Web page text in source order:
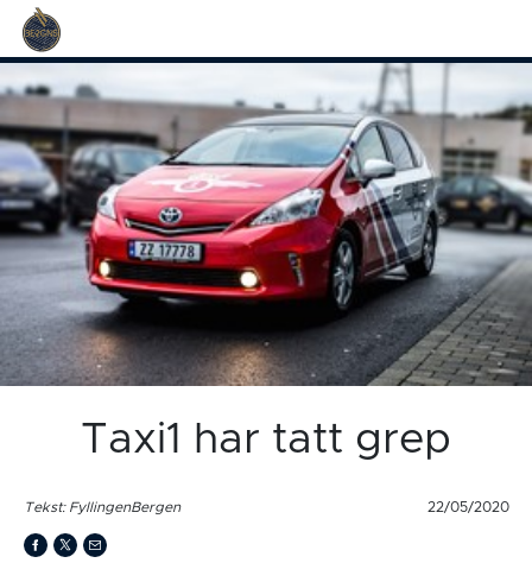
Taxi1 har tatt grep
Tekst: FyllingenBergen 22/05/2020